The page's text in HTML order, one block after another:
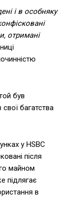
і в особняку
отримані
був
багатства
у HSBC
після
майном
підлягає
в